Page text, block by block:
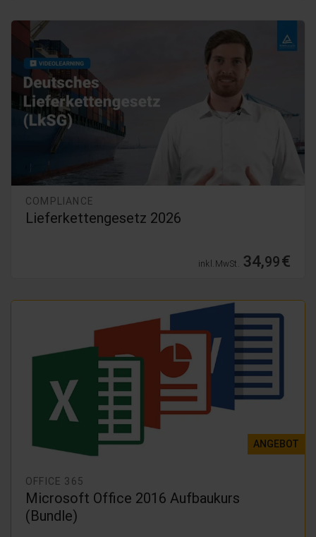
COMPLIANCE
Lieferkettengesetz 2026
inkl. MwSt. 34,99€
ANGEBOT
OFFICE 365
Microsoft Office 2016 Aufbaukurs
(Bundle)